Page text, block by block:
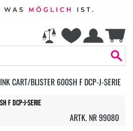
INK CART/BLISTER 600SH F DCP-J-SERIE
f DCP-J-serie
ARTK. NR 99080